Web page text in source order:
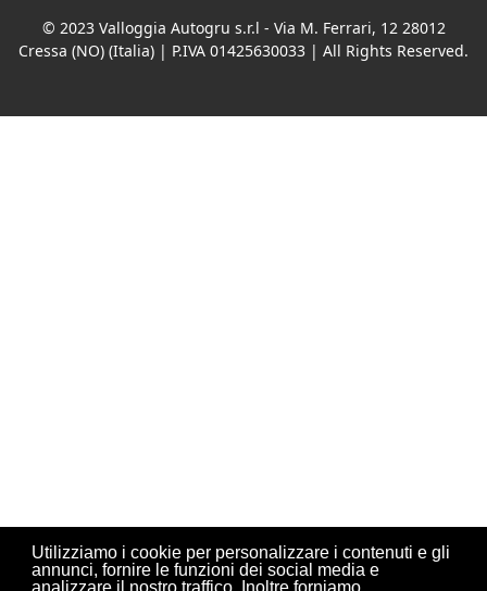
Utilizziamo i cookie per personalizzare i contenuti e gli
annunci, fornire le funzioni dei social media e
© 2023 Valloggia Autogru s.r.l - Via M. Ferrari, 12 28012
Cressa (NO) (Italia) | P.IVA 01425630033 | All Rights Reserved.